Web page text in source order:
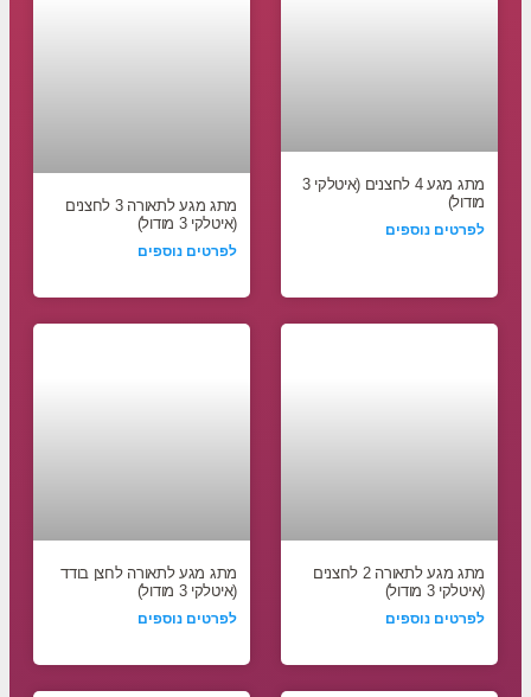
מתג מגע 4 לחצנים (איטלקי 3
מודול)
לפרטים נוספים
מתג מגע לתאורה 3 לחצנים
(איטלקי 3 מודול)
לפרטים נוספים
מתג מגע לתאורה 2 לחצנים
(איטלקי 3 מודול)
לפרטים נוספים
מתג מגע לתאורה לחצן בודד
(איטלקי 3 מודול)
לפרטים נוספים